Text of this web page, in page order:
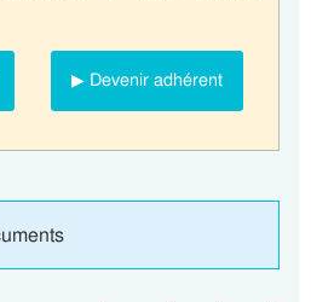
▶ Devenir adhérent